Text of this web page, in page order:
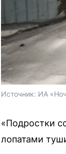
Источник: ИА
«Подростки
лопатами